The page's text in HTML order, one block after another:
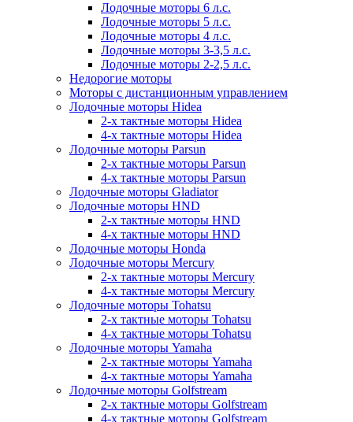
Лодочные моторы 6 л.с.
Лодочные моторы 5 л.с.
Лодочные моторы 4 л.с.
Лодочные моторы 3-3,5 л.с.
Лодочные моторы 2-2,5 л.с.
Недорогие моторы
Моторы с дистанционным управлением
Лодочные моторы Hidea
2-х тактные моторы Hidea
4-х тактные моторы Hidea
Лодочные моторы Parsun
2-х тактные моторы Parsun
4-х тактные моторы Parsun
Лодочные моторы Gladiator
Лодочные моторы HND
2-х тактные моторы HND
4-х тактные моторы HND
Лодочные моторы Honda
Лодочные моторы Mercury
2-х тактные моторы Mercury
4-х тактные моторы Mercury
Лодочные моторы Tohatsu
2-х тактные моторы Tohatsu
4-х тактные моторы Tohatsu
Лодочные моторы Yamaha
2-х тактные моторы Yamaha
4-х тактные моторы Yamaha
Лодочные моторы Golfstream
2-х тактные моторы Golfstream
4-х тактные моторы Golfstream